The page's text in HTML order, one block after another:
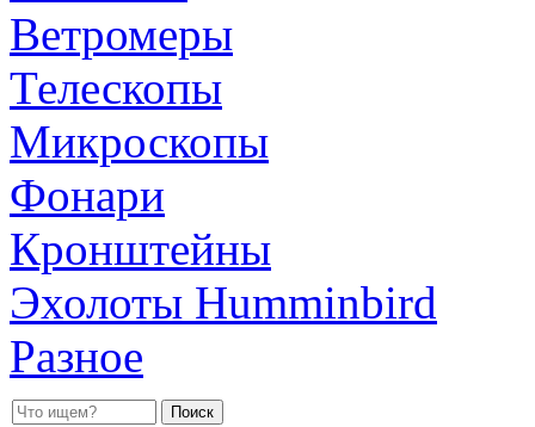
Ветромеры
Телескопы
Микроскопы
Фонари
Кронштейны
Эхолоты Humminbird
Разное